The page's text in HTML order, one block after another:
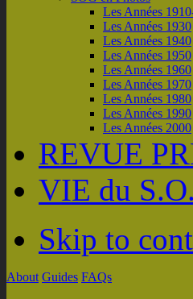
Les Années
Les Années 1930
Les Années 1940
Les Années 1950
Les Années 1960
Les Années 1970
Les Années 1980
Les Années 1990
Les Années 2000
REVUE
VIE du
Skip to
About Guides FAQs